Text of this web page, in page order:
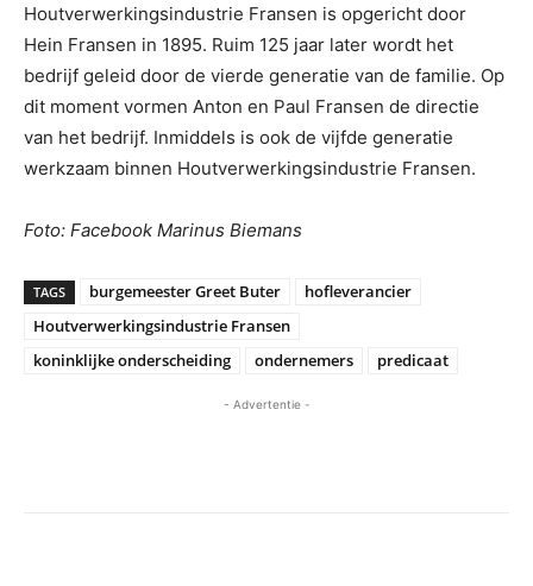
Houtverwerkingsindustrie Fransen is opgericht door
Hein Fransen in 1895. Ruim 125 jaar later wordt het
bedrijf geleid door de vierde generatie van de familie. Op
dit moment vormen Anton en Paul Fransen de directie
van het bedrijf. Inmiddels is ook de vijfde generatie
werkzaam binnen Houtverwerkingsindustrie Fransen.
Foto: Facebook Marinus Biemans
TAGS burgemeester Greet Buter
hofleverancier
Houtverwerkingsindustrie Fransen
koninklijke onderscheiding
ondernemers predicaat
- Advertentie -